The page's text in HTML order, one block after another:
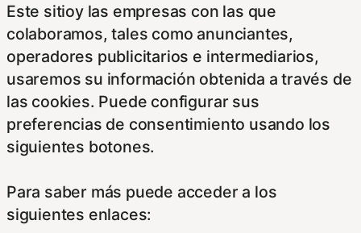
Este sitioy las empresas con las que
colaboramos, tales como anunciantes,
operadores publicitarios e intermediarios,
usaremos su información obtenida a través de
las cookies. Puede configurar sus
preferencias de consentimiento usando los
siguientes botones.
Para saber más puede acceder a los
siguientes enlaces: